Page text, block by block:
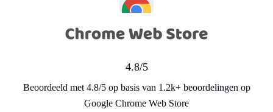
4.8/5
Beoordeeld met 4.8/5 op basis van 1.2k+ beoordelingen op
Google Chrome Web Store